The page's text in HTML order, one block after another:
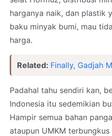
harganya naik, dan plastik
baku minyak bumi, mau
harga.
Related: Finally, Gadjah
Padahal tahu sendiri kan,
Indonesia itu sedemikian
Hampir semua bahan
ataupun UMKM